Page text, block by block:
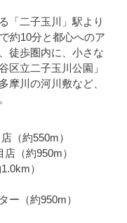
「二子玉川」駅より
約10分と都心へのア
徒歩圏内に、小さな
区立二子玉川公園」
摩川の河川敷など、
（約550m）
（約950m）
）
ー（約950m）